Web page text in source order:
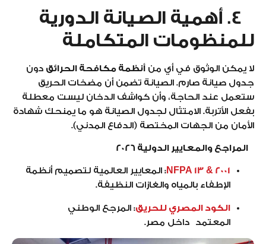
4. أهمية الصيانة الدورية
للمنظومات المتكاملة
لا يمكن الوثوق في أي من أنظمة مكافحة الحرائق دون
جدول صيانة صارم. الصيانة تضمن أن مضخات الحريق
ستعمل عند الحاجة، وأن كواشف الدخان ليست معطلة
بفعل الأتربة. الامتثال لجدول الصيانة هو ما يمنحك شهادة
الأمان من الجهات المختصة (الدفاع المدني).
المراجع والمعايير الدولية 2026
NFPA 13 & 2001
: المعايير العالمية لتصميم أنظمة
الإطفاء بالمياه والغازات النظيفة.
الكود المصري للحريق: المرجع الوطني
المعتمد داخل مصر.